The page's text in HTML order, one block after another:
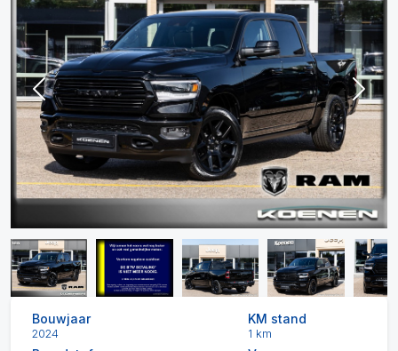
Previous Next
Bouwjaar
2024
KM stand
1 km